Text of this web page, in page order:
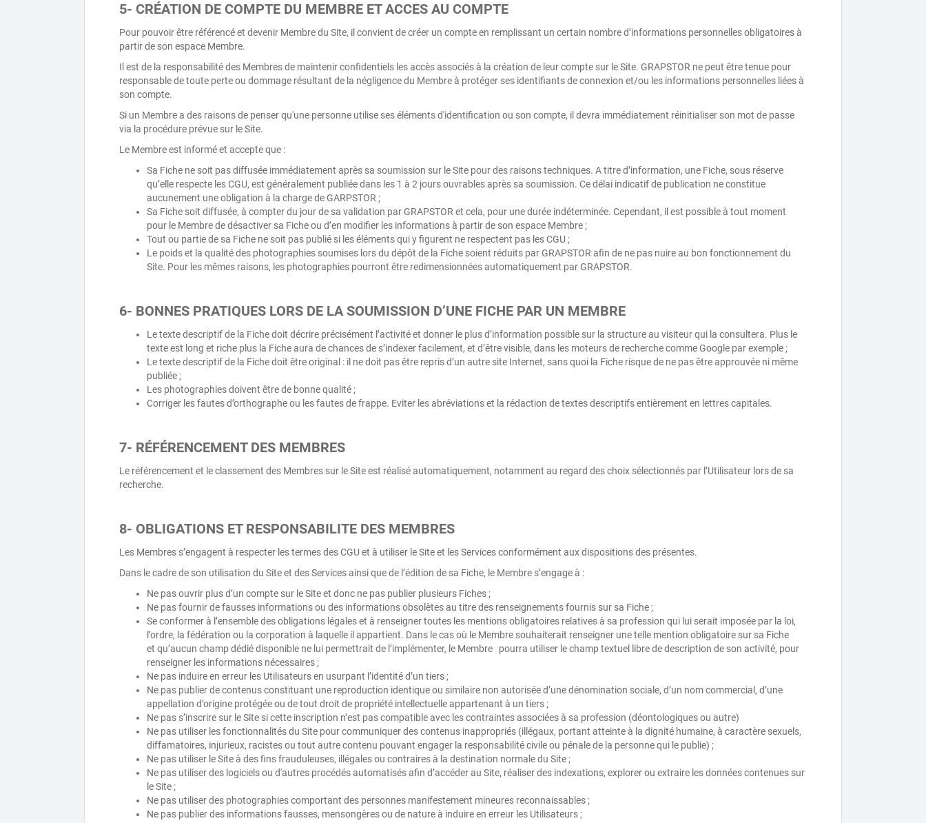
5- CRÉATION DE COMPTE DU MEMBRE ET ACCES AU COMPTE
Pour pouvoir être référencé et devenir Membre du Site, il convient de créer un compte en remplissant un certain nombre d’informations personnelles obligatoires à
partir de son espace Membre.
Il est de la responsabilité des Membres de maintenir confidentiels les accès associés à la création de leur compte sur le Site. GRAPSTOR ne peut être tenue pour
responsable de toute perte ou dommage résultant de la négligence du Membre à protéger ses identifiants de connexion et/ou les informations personnelles liées à
son compte.
Si un Membre a des raisons de penser qu'une personne utilise ses éléments d'identification ou son compte, il devra immédiatement réinitialiser son mot de passe
via la procédure prévue sur le Site.
Le Membre est informé et accepte que :
Sa Fiche ne soit pas diffusée immédiatement après sa soumission sur le Site pour des raisons techniques. A titre d’information, une Fiche, sous réserve
qu’elle respecte les CGU, est généralement publiée dans les 1 à 2 jours ouvrables après sa soumission. Ce délai indicatif de publication ne constitue
aucunement une obligation à la charge de GARPSTOR ;
Sa Fiche soit diffusée, à compter du jour de sa validation par GRAPSTOR et cela, pour une durée indéterminée. Cependant, il est possible à tout moment
pour le Membre de désactiver sa Fiche ou d’en modifier les informations à partir de son espace Membre ;
Tout ou partie de sa Fiche ne soit pas publié si les éléments qui y figurent ne respectent pas les CGU ;
Le poids et la qualité des photographies soumises lors du dépôt de la Fiche soient réduits par GRAPSTOR afin de ne pas nuire au bon fonctionnement du
Site. Pour les mêmes raisons, les photographies pourront être redimensionnées automatiquement par GRAPSTOR.
6- BONNES PRATIQUES LORS DE LA SOUMISSION D’UNE FICHE PAR UN MEMBRE
Le texte descriptif de la Fiche doit décrire précisément l’activité et donner le plus d’information possible sur la structure au visiteur qui la consultera. Plus le
texte est long et riche plus la Fiche aura de chances de s’indexer facilement, et d’être visible, dans les moteurs de recherche comme Google par exemple ;
Le texte descriptif de la Fiche doit être original : il ne doit pas être repris d’un autre site Internet, sans quoi la Fiche risque de ne pas être approuvée ni même
publiée ;
Les photographies doivent être de bonne qualité ;
Corriger les fautes d’orthographe ou les fautes de frappe. Eviter les abréviations et la rédaction de textes descriptifs entièrement en lettres capitales.
7- RÉFÉRENCEMENT DES MEMBRES
Le référencement et le classement des Membres sur le Site est réalisé automatiquement, notamment au regard des choix sélectionnés par l’Utilisateur lors de sa
recherche.
8- OBLIGATIONS ET RESPONSABILITE DES MEMBRES
Les Membres s’engagent à respecter les termes des CGU et à utiliser le Site et les Services conformément aux dispositions des présentes.
Dans le cadre de son utilisation du Site et des Services ainsi que de l’édition de sa Fiche, le Membre s’engage à :
Ne pas ouvrir plus d’un compte sur le Site et donc ne pas publier plusieurs Fiches ;
Ne pas fournir de fausses informations ou des informations obsolètes au titre des renseignements fournis sur sa Fiche ;
Se conformer à l’ensemble des obligations légales et à renseigner toutes les mentions obligatoires relatives à sa profession qui lui serait imposée par la loi,
l’ordre, la fédération ou la corporation à laquelle il appartient. Dans le cas où le Membre souhaiterait renseigner une telle mention obligatoire sur sa Fiche
et qu’aucun champ dédié disponible ne lui permettrait de l’implémenter, le Membre pourra utiliser le champ textuel libre de description de son activité, pour
renseigner les informations nécessaires ;
Ne pas induire en erreur les Utilisateurs en usurpant l’identité d’un tiers ;
Ne pas publier de contenus constituant une reproduction identique ou similaire non autorisée d’une dénomination sociale, d’un nom commercial, d’une
appellation d’origine protégée ou de tout droit de propriété intellectuelle appartenant à un tiers ;
Ne pas s’inscrire sur le Site si cette inscription n’est pas compatible avec les contraintes associées à sa profession (déontologiques ou autre)
Ne pas utiliser les fonctionnalités du Site pour communiquer des contenus inappropriés (illégaux, portant atteinte à la dignité humaine, à caractère sexuels,
diffamatoires, injurieux, racistes ou tout autre contenu pouvant engager la responsabilité civile ou pénale de la personne qui le publie) ;
Ne pas utiliser le Site à des fins frauduleuses, illégales ou contraires à la destination normale du Site ;
Ne pas utiliser des logiciels ou d'autres procédés automatisés afin d’accéder au Site, réaliser des indexations, explorer ou extraire les données contenues sur
le Site ;
Ne pas utiliser des photographies comportant des personnes manifestement mineures reconnaissables ;
Ne pas publier des informations fausses, mensongères ou de nature à induire en erreur les Utilisateurs ;